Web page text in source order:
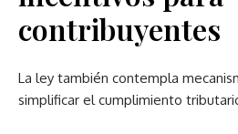
contribuyentes
La ley también contempla
simplificar el cumplimiento